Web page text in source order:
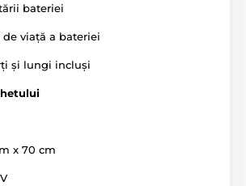
bateriei
viață a bateriei
și lungi incluși
x 70 cm